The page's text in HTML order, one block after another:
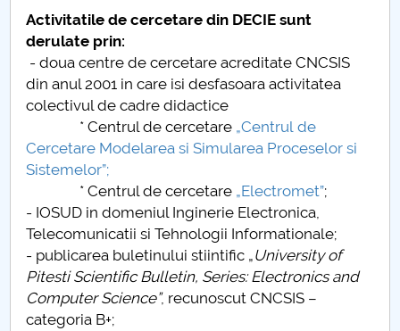
Nr. de telefon si adrese Facultăți
Admission
Români de pretutindeni - ADMITERE
Senate
Faculties
Studenți
Ghiduri pentru STUDENȚI
Activitatile de cercetare din DECIE sunt
derulate prin:
- doua centre de cercetare acreditate CNCSIS
din anul 2001 in care isi desfasoara activitatea
colectivul de cadre didactice
* Centrul de cercetare „Centrul de
Cercetare Modelarea si Simularea Proceselor si
Sistemelor”;
* Centrul de cercetare „Electromet”;
- IOSUD in domeniul Inginerie Electronica,
Telecomunicatii si Tehnologii Informationale;
- publicarea buletinului stiintific „University of
Pitesti Scientific Bulletin, Series: Electronics and
Computer Science”, recunoscut CNCSIS –
categoria B+;